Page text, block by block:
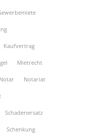
Kaufvertrag
Mietrecht
Notar Notariat
Schadenersatz
Schenkung